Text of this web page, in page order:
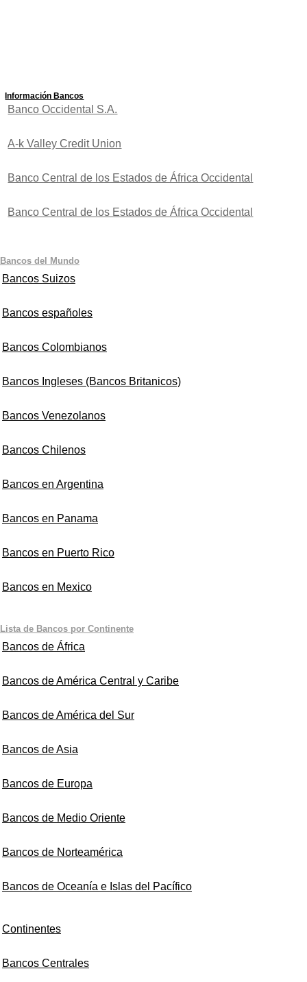
Información Bancos
Banco Occidental S.A.
A-k Valley Credit Union
Banco Central de los Estados de África Occidental
Banco Central de los Estados de África Occidental
Bancos del Mundo
Bancos Suizos
Bancos españoles
Bancos Colombianos
Bancos Ingleses (Bancos Britanicos)
Bancos Venezolanos
Bancos Chilenos
Bancos en Argentina
Bancos en Panama
Bancos en Puerto Rico
Bancos en Mexico
Lista de Bancos por Continente
Bancos de África
Bancos de América Central y Caribe
Bancos de América del Sur
Bancos de Asia
Bancos de Europa
Bancos de Medio Oriente
Bancos de Norteamérica
Bancos de Oceanía e Islas del Pacífico
Continentes
Bancos Centrales